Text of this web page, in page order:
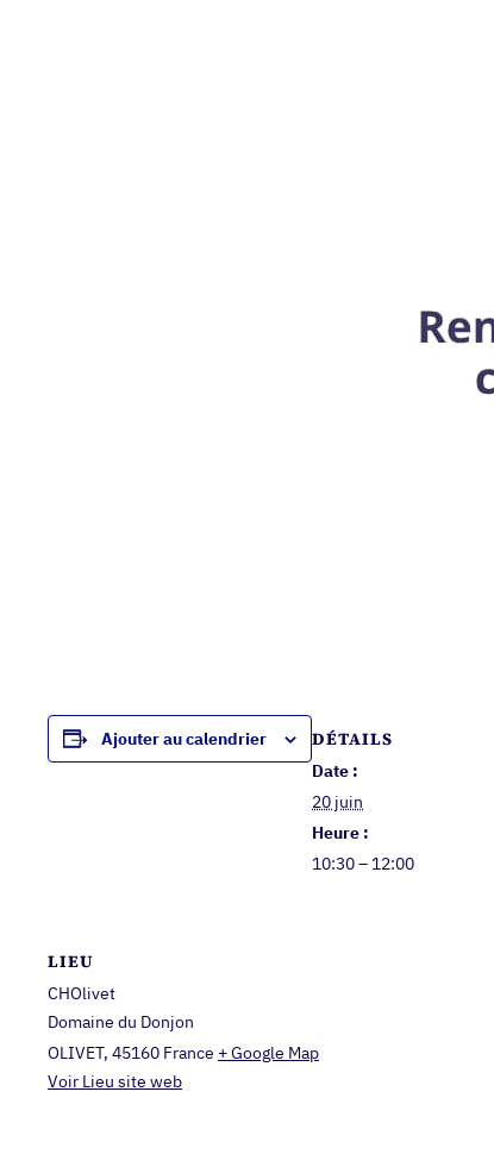
Ajouter au calendrier DÉTAILS
Date :
20 juin
Heure :
10:30 – 12:00
LIEU
CHOlivet
Domaine du Donjon
OLIVET, 45160 France + Google Map
Voir Lieu site web